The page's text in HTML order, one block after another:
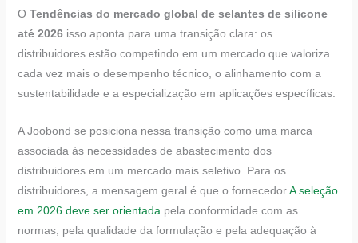
O Tendências do mercado global de selantes de silicone
até 2026isso aponta para uma transição clara: os
distribuidores estão competindo em um mercado que valoriza
cada vez mais o desempenho técnico, o alinhamento com a
sustentabilidade e a especialização em aplicações específicas.
A Joobond se posiciona nessa transição como uma marca
associada às necessidades de abastecimento dos
distribuidores em um mercado mais seletivo. Para os
distribuidores, a mensagem geral é que o fornecedorA seleção
em 2026 deve ser orientada pela conformidade com as
normas, pela qualidade da formulação e pela adequação à